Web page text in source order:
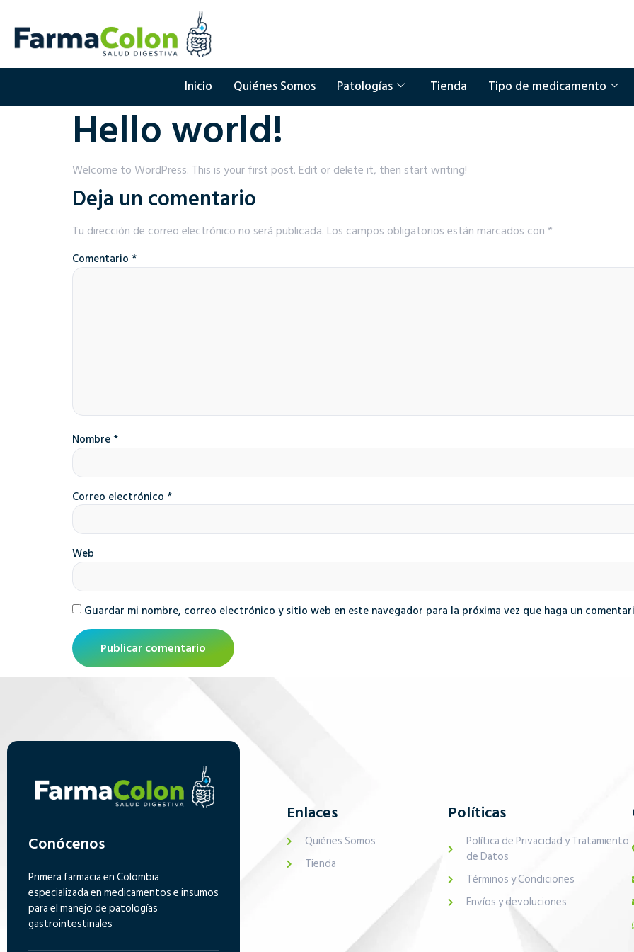
Inicio Quiénes Somos Patologías Tienda Tipo de medicamento
Hello world!
Welcome to WordPress. This is your first post. Edit or delete it, then start writing!
Deja un comentario
Tu dirección de correo electrónico no será publicada. Los campos obligatorios están marcados con *
Comentario *
Nombre *
Correo electrónico *
Web
Guardar mi nombre, correo electrónico y sitio web en este navegador para la próxima vez que haga un
Conócenos
Primera farmacia en Colombia
especializada en medicamentos e insumos
para el manejo de patologías
gastrointestinales
Enlaces
Quiénes Somos
Tienda
Políticas
Política de Privacidad y Tratamiento
de Datos
Términos y Condiciones
Envíos y devoluciones